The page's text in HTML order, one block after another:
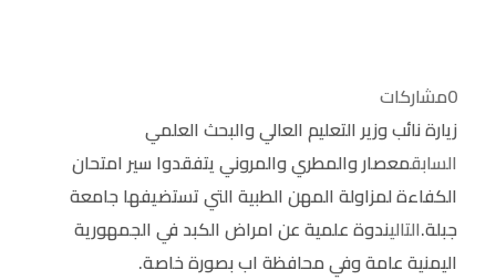
0مشاركات
زيارة نائب وزير التعليم العالي والبحث العلمي
السابقمعصار والمطري والمروني يتفقدوا سير امتحان
الكفاءة لمزاولة المهن الطبية التي تستضيفها جامعة
جبلة.التاليندوة علمية عن امراض الكبد في الجمهورية
اليمنية عامة وفي محافظة اب بصورة خاصة.